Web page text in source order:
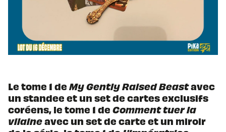
Le tome 1 de My Gently Raised Beastavec
un standee et un set de cartes exclusifs
coréens, le tome 1 de Comment tuer la
vilaineavec un set de carte et un miroir